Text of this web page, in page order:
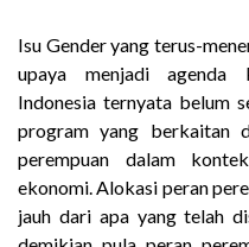
Isu Gender yang terus-
upaya menjadi agenda
Indonesia ternyata belum
program yang berkaitan
perempuan dalam
ekonomi. Alokasi peran
jauh dari apa yang telah